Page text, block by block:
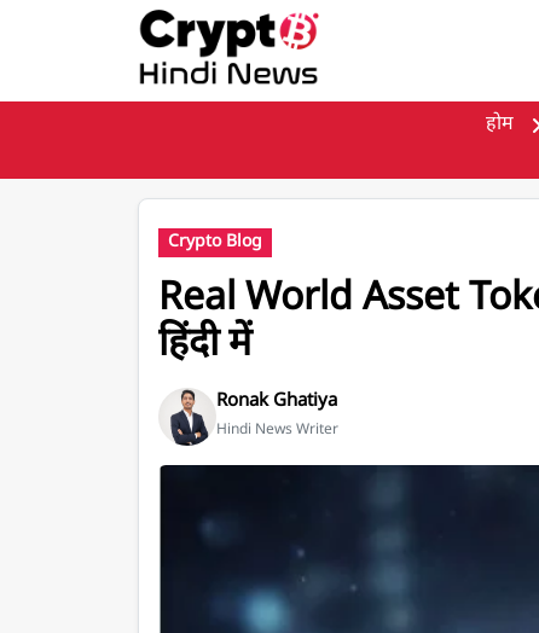
होम
Crypto Blog
Real World Asset
हिंदी में
Ronak Ghatiya
Hindi News Writer